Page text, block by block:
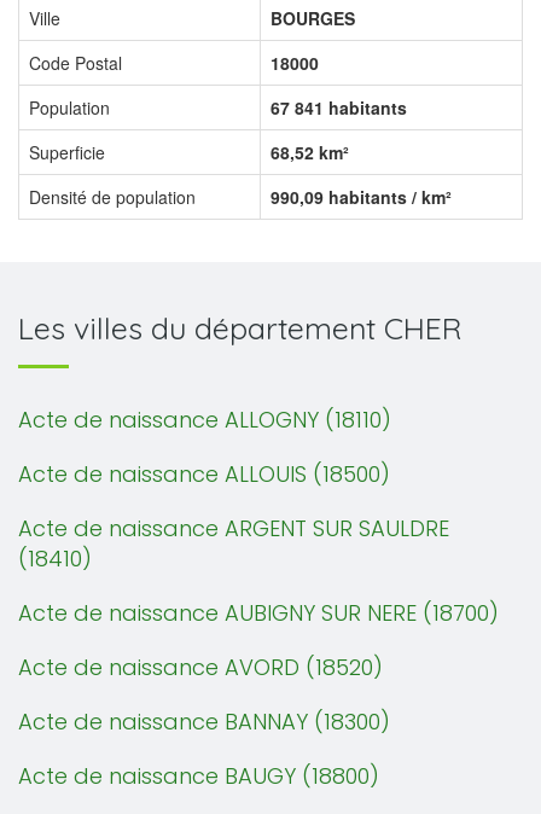
Ville
BOURGES
Code Postal
18000
Population
67 841 habitants
Superficie
68,52 km²
Densité de population
990,09 habitants / km²
Les villes du département CHER
Acte de naissance ALLOGNY (18110)
Acte de naissance ALLOUIS (18500)
Acte de naissance ARGENT SUR SAULDRE
(18410)
Acte de naissance AUBIGNY SUR NERE (18700)
Acte de naissance AVORD (18520)
Acte de naissance BANNAY (18300)
Acte de naissance BAUGY (18800)